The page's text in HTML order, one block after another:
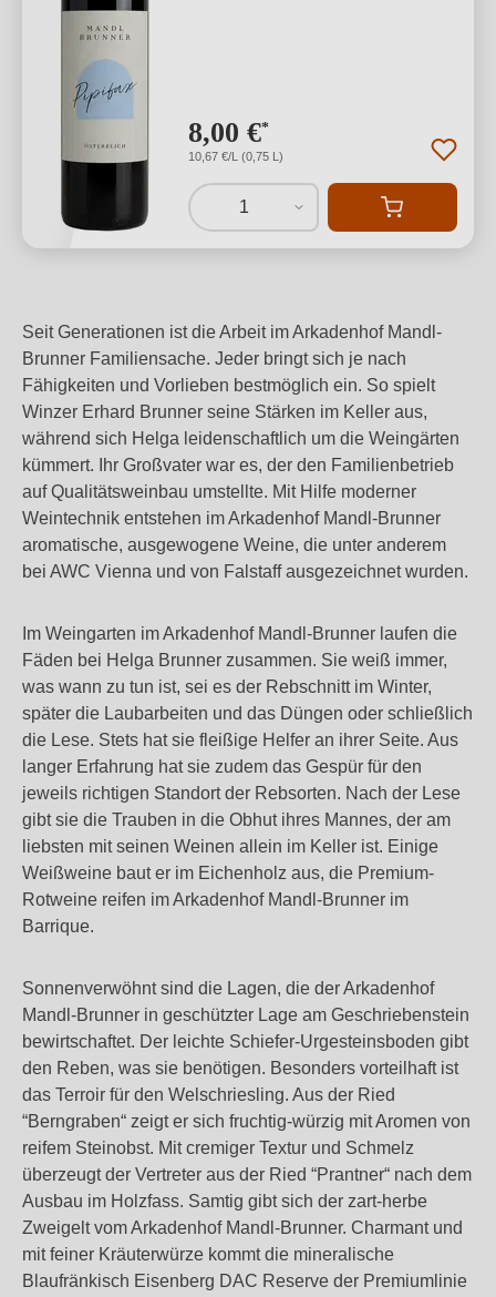
8,00 €*
10,67 €/L (0,75 L)
1
Seit Generationen ist die Arbeit im Arkadenhof Mandl-
Brunner Familiensache. Jeder bringt sich je nach
Fähigkeiten und Vorlieben bestmöglich ein. So spielt
Winzer Erhard Brunner seine Stärken im Keller aus,
während sich Helga leidenschaftlich um die Weingärten
kümmert. Ihr Großvater war es, der den Familienbetrieb
auf Qualitätsweinbau umstellte. Mit Hilfe moderner
Weintechnik entstehen im Arkadenhof Mandl-Brunner
aromatische, ausgewogene Weine, die unter anderem
bei AWC Vienna und von Falstaff ausgezeichnet wurden.
Im Weingarten im Arkadenhof Mandl-Brunner laufen die
Fäden bei Helga Brunner zusammen. Sie weiß immer,
was wann zu tun ist, sei es der Rebschnitt im Winter,
später die Laubarbeiten und das Düngen oder schließlich
die Lese. Stets hat sie fleißige Helfer an ihrer Seite. Aus
langer Erfahrung hat sie zudem das Gespür für den
jeweils richtigen Standort der Rebsorten. Nach der Lese
gibt sie die Trauben in die Obhut ihres Mannes, der am
liebsten mit seinen Weinen allein im Keller ist. Einige
Weißweine baut er im Eichenholz aus, die Premium-
Rotweine reifen im Arkadenhof Mandl-Brunner im
Barrique.
Sonnenverwöhnt sind die Lagen, die der Arkadenhof
Mandl-Brunner in geschützter Lage am Geschriebenstein
bewirtschaftet. Der leichte Schiefer-Urgesteinsboden gibt
den Reben, was sie benötigen. Besonders vorteilhaft ist
das Terroir für den Welschriesling. Aus der Ried
“Berngraben“ zeigt er sich fruchtig-würzig mit Aromen von
reifem Steinobst. Mit cremiger Textur und Schmelz
überzeugt der Vertreter aus der Ried “Prantner“ nach dem
Ausbau im Holzfass. Samtig gibt sich der zart-herbe
Zweigelt vom Arkadenhof Mandl-Brunner. Charmant und
mit feiner Kräuterwürze kommt die mineralische
Blaufränkisch Eisenberg DAC Reserve der Premiumlinie